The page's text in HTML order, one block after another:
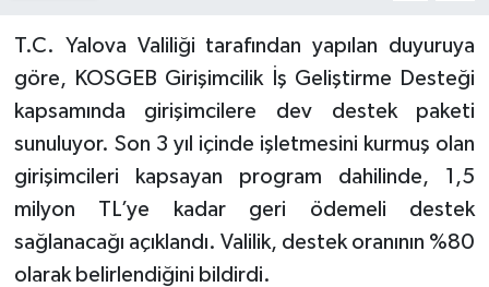
T.C. Yalova Valiliği tarafından yapılan duyuruya
göre, KOSGEB Girişimcilik İş Geliştirme Desteği
kapsamında girişimcilere dev destek paketi
sunuluyor. Son 3 yıl içinde işletmesini kurmuş olan
girişimcileri kapsayan program dahilinde, 1,5
milyon TL’ye kadar geri ödemeli destek
sağlanacağı açıklandı. Valilik, destek oranının %80
olarak belirlendiğini bildirdi.